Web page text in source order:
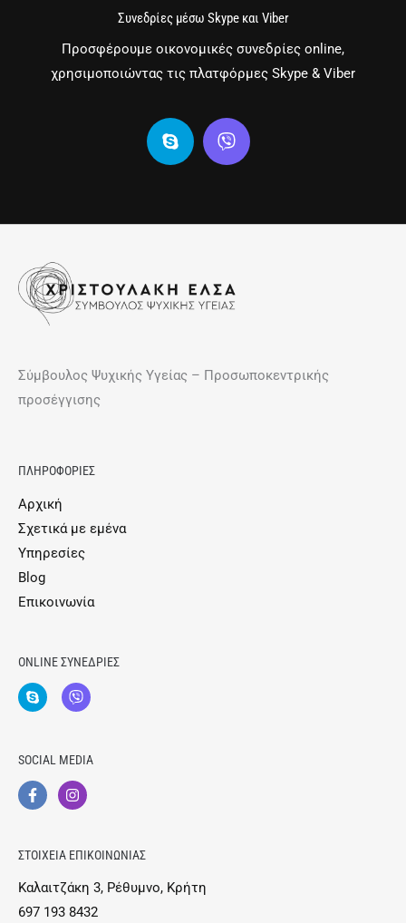
Συνεδρίες μέσω Skype και Viber
Προσφέρουμε οικονομικές συνεδρίες online,
χρησιμοποιώντας τις πλατφόρμες Skype & Viber
Σύμβουλος Ψυχικής Υγείας – Προσωποκεντρικής
προσέγγισης
ΠΛΗΡΟΦΟΡΙΕΣ
Αρχική
Σχετικά με εμένα
Υπηρεσίες
Blog
Επικοινωνία
ONLINE ΣΥΝΕΔΡΙΕΣ
SOCIAL MEDIA
ΣΤΟΙΧΕΙΑ ΕΠΙΚΟΙΝΩΝΙΑΣ
Καλαιτζάκη 3, Ρέθυμνο, Κρήτη
697 193 8432